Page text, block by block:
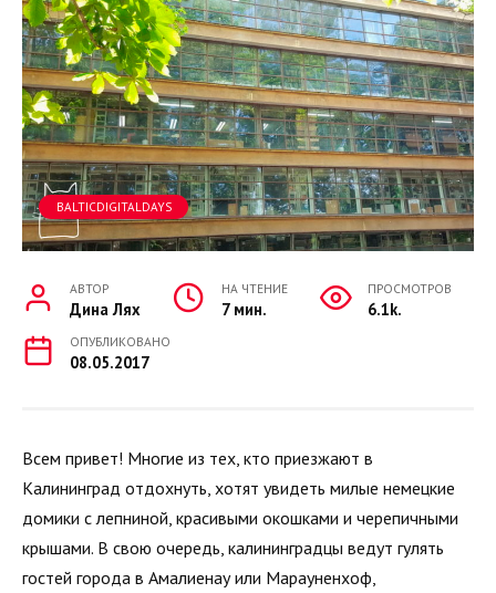
BALTICDIGITALDAYS
АВТОР
Дина Лях
НА ЧТЕНИЕ
7 мин.
ПРОСМОТРОВ
6.1k.
ОПУБЛИКОВАНО
08.05.2017
Всем привет! Многие из тех, кто приезжают в
Калининград отдохнуть, хотят увидеть милые немецкие
домики с лепниной, красивыми окошками и черепичными
крышами. В свою очередь, калининградцы ведут гулять
гостей города в Амалиенау или Марауненхоф,